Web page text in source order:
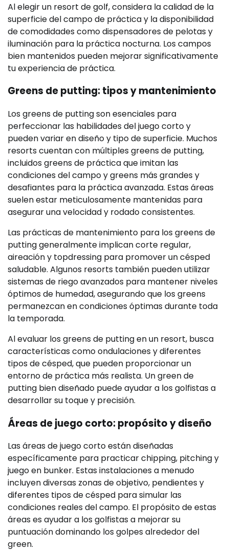
Al elegir un resort de golf, considera la calidad de la
superficie del campo de práctica y la disponibilidad
de comodidades como dispensadores de pelotas y
iluminación para la práctica nocturna. Los campos
bien mantenidos pueden mejorar significativamente
tu experiencia de práctica.
Greens de putting: tipos y mantenimiento
Los greens de putting son esenciales para
perfeccionar las habilidades del juego corto y
pueden variar en diseño y tipo de superficie. Muchos
resorts cuentan con múltiples greens de putting,
incluidos greens de práctica que imitan las
condiciones del campo y greens más grandes y
desafiantes para la práctica avanzada. Estas áreas
suelen estar meticulosamente mantenidas para
asegurar una velocidad y rodado consistentes.
Las prácticas de mantenimiento para los greens de
putting generalmente implican corte regular,
aireación y topdressing para promover un césped
saludable. Algunos resorts también pueden utilizar
sistemas de riego avanzados para mantener niveles
óptimos de humedad, asegurando que los greens
permanezcan en condiciones óptimas durante toda
la temporada.
Al evaluar los greens de putting en un resort, busca
características como ondulaciones y diferentes
tipos de césped, que pueden proporcionar un
entorno de práctica más realista. Un green de
putting bien diseñado puede ayudar a los golfistas a
desarrollar su toque y precisión.
Áreas de juego corto: propósito y diseño
Las áreas de juego corto están diseñadas
específicamente para practicar chipping, pitching y
juego en bunker. Estas instalaciones a menudo
incluyen diversas zonas de objetivo, pendientes y
diferentes tipos de césped para simular las
condiciones reales del campo. El propósito de estas
áreas es ayudar a los golfistas a mejorar su
puntuación dominando los golpes alrededor del
green.